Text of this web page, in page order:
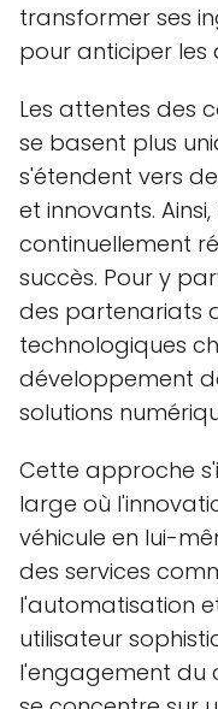
transformer ses
pour anticiper les
Les attentes des
se basent plus
s'étendent vers
et innovants.
continuellement
succès. Pour y
des partenariats
technologiques
développement
solutions
Cette approche
large où
véhicule en lui-
des services
l'automatisation
utilisateur
l'engagement du